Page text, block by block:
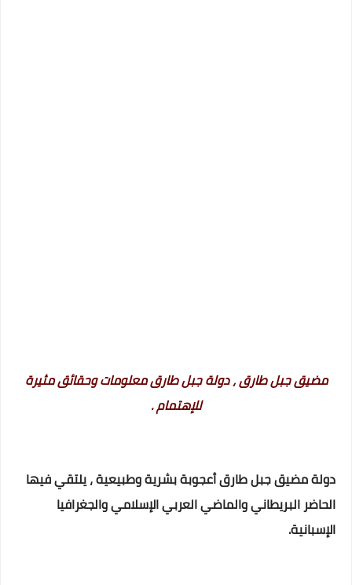
مضيق جبل طارق ، دولة جبل طارق معلومات وحقائق مثيرة
للإهتمام .
دولة مضيق جبل طارق أعجوبة بشرية وطبيعية ، يلتقي فيها
الحاضر البريطاني والماضي العربي الإسلامي والجغرافيا
الإسبانية.